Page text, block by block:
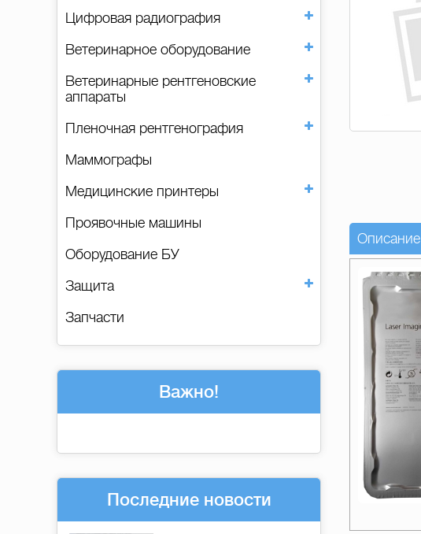
Цифровая радиография
Ветеринарное оборудование
Ветеринарные рентгеновские
аппараты
Пленочная рентгенография
Маммографы
Медицинские принтеры
Проявочные машины
Оборудование БУ
Защита
Запчасти
Важно!
Последние новости
Описание